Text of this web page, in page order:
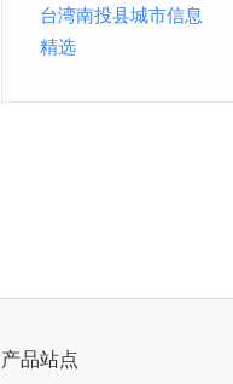
台湾南投县城市信息
精选
产品站点